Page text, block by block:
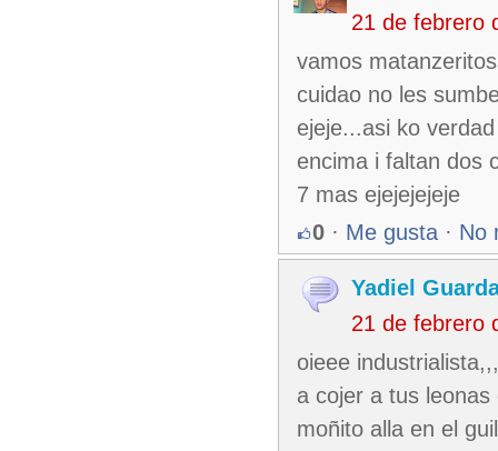
21 de febrero
vamos
cuidao no les
ejeje...asi ko
encima i faltan dos
7 mas ejejejejeje
0 · Me gusta · No
Yadiel
21 de febrero
oieee
a cojer a tus
moñito alla en el